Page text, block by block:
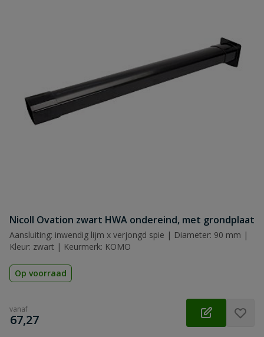
Nicoll Ovation zwart HWA ondereind, met grondplaat
Aansluiting: inwendig lijm x verjongd spie | Diameter: 90 mm |
Kleur: zwart | Keurmerk: KOMO
Op voorraad
vanaf
€
67,27